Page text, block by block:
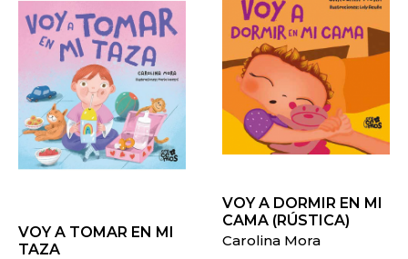
VOY A TOMAR EN MI
TAZA
VOY A DORMIR EN MI
CAMA (RÚSTICA)
Carolina Mora